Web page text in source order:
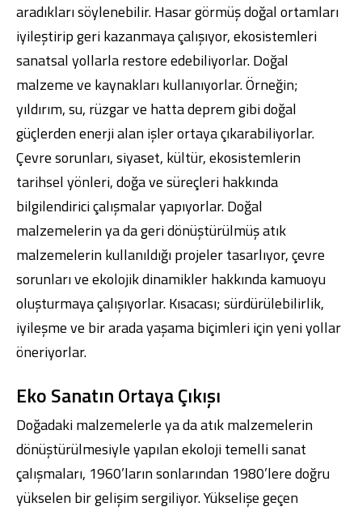
aradıkları söylenebilir. Hasar görmüş doğal ortamları
iyileştirip geri kazanmaya çalışıyor, ekosistemleri
sanatsal yollarla restore edebiliyorlar. Doğal
malzeme ve kaynakları kullanıyorlar. Örneğin;
yıldırım, su, rüzgar ve hatta deprem gibi doğal
güçlerden enerji alan işler ortaya çıkarabiliyorlar.
Çevre sorunları, siyaset, kültür, ekosistemlerin
tarihsel yönleri, doğa ve süreçleri hakkında
bilgilendirici çalışmalar yapıyorlar. Doğal
malzemelerin ya da geri dönüştürülmüş atık
malzemelerin kullanıldığı projeler tasarlıyor, çevre
sorunları ve ekolojik dinamikler hakkında kamuoyu
oluşturmaya çalışıyorlar. Kısacası; sürdürülebilirlik,
iyileşme ve bir arada yaşama biçimleri için yeni yollar
öneriyorlar.
Eko Sanatın Ortaya Çıkışı
Doğadaki malzemelerle ya da atık malzemelerin
dönüştürülmesiyle yapılan ekoloji temelli sanat
çalışmaları, 1960’ların sonlarından 1980’lere doğru
yükselen bir gelişim sergiliyor. Yükselişe geçen